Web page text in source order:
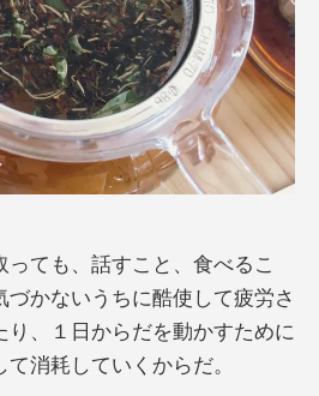
っても、話すこと、食べるこ
づかないうちに酷使して疲労さ
り、１日からだを動かすために
消耗していくからだ。